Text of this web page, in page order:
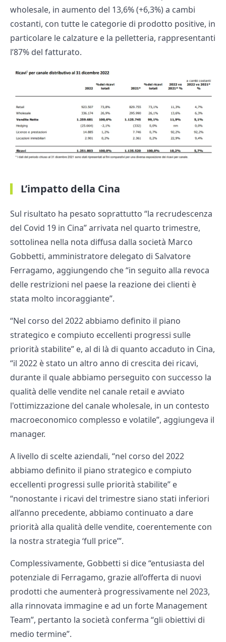
wholesale, in aumento del 13,6% (+6,3%) a cambi
costanti, con tutte le categorie di prodotto positive, in
particolare le calzature e la pelletteria, rappresentanti
l’87% del fatturato.
L’impatto della Cina
Sul risultato ha pesato soprattutto “la recrudescenza
del Covid 19 in Cina” arrivata nel quarto trimestre,
sottolinea nella nota diffusa dalla società Marco
Gobbetti, amministratore delegato di Salvatore
Ferragamo, aggiungendo che “in seguito alla revoca
delle restrizioni nel paese la reazione dei clienti è
stata molto incoraggiante”.
“Nel corso del 2022 abbiamo definito il piano
strategico e compiuto eccellenti progressi sulle
priorità stabilite” e, al di là di quanto accaduto in Cina,
“il 2022 è stato un altro anno di crescita dei ricavi,
durante il quale abbiamo perseguito con successo la
qualità delle vendite nel canale retail e avviato
l'ottimizzazione del canale wholesale, in un contesto
macroeconomico complesso e volatile”, aggiungeva il
manager.
A livello di scelte aziendali, “nel corso del 2022
abbiamo definito il piano strategico e compiuto
eccellenti progressi sulle priorità stabilite” e
“nonostante i ricavi del trimestre siano stati inferiori
all’anno precedente, abbiamo continuato a dare
priorità alla qualità delle vendite, coerentemente con
la nostra strategia ‘full price’”.
Complessivamente, Gobbetti si dice “entusiasta del
potenziale di Ferragamo, grazie all’offerta di nuovi
prodotti che aumenterà progressivamente nel 2023,
alla rinnovata immagine e ad un forte Management
Team”, pertanto la società conferma “gli obiettivi di
medio termine”.